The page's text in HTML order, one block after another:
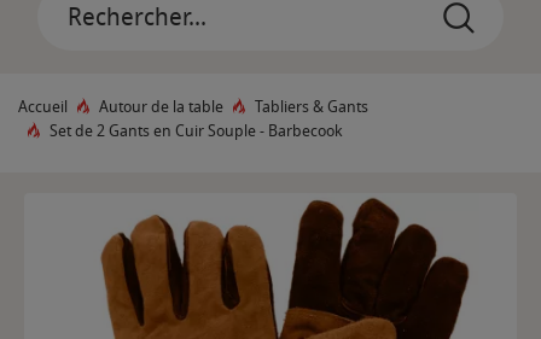
Accueil Autour de la table
Tabliers & Gants
Set de 2 Gants en Cuir Souple - Barbecook